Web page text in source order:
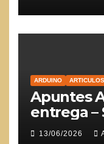
ARDUINO ARTICULOS
Apuntes
entrega –
13/06/2026